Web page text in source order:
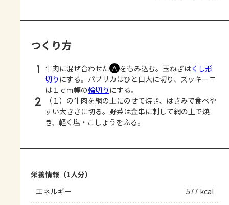
つくり方
1 牛肉に混ぜ合わせた Ａ をもみ込む。玉ねぎはくし形
切り にする。パプリカはひと口大に切り、ズッキーニ
は１ｃｍ幅の輪切り にする。
2
（１）の牛肉を網の上にのせて焼き、はさみで食べや
すい大きさに切る。野菜は金串に刺して網の上で焼
き、軽く塩・こしょうをふる。
栄養情報（1人分）
エネルギー
577 kcal